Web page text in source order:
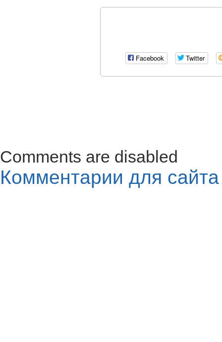
Facebook Twitter
Comments are disabled
Комментарии для